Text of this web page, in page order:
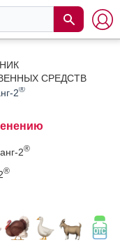
СРЕДСТВ
2®
2®
®